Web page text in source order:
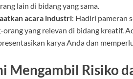
lain di bidang yang sama.
acara industri: Hadiri pameran
orang yang relevan di bidang kreatif.
karya Anda dan
Mengambil Risiko